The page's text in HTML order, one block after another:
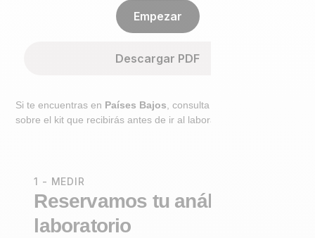
Empezar
Descargar PDF
Si te encuentras en Países Bajos , consulta el paso adicional
sobre el kit que recibirás antes de ir al laboratorio.
1 - MEDIR
Reservamos tu análisis de
laboratorio